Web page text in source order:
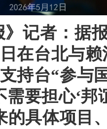
》记者：据
在台北与
持台“参与
需要担心‘
的具体项目